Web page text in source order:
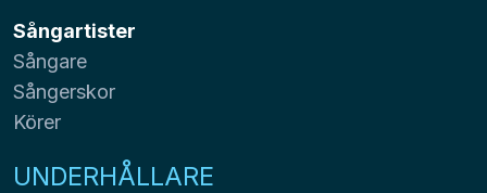
Sångartister
Sångare
Sångerskor
Körer
UNDERHÅLLARE